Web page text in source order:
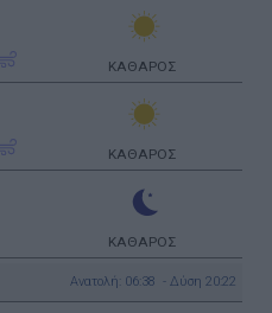
ΚΑΘΑΡΟΣ
ΚΑΘΑΡΟΣ
ΚΑΘΑΡΟΣ
Ανατολή: 06:38 - Δύση 20:22